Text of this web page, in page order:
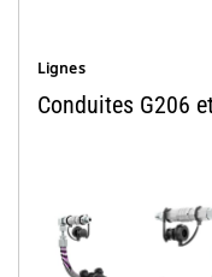
Lignes
Conduites G206